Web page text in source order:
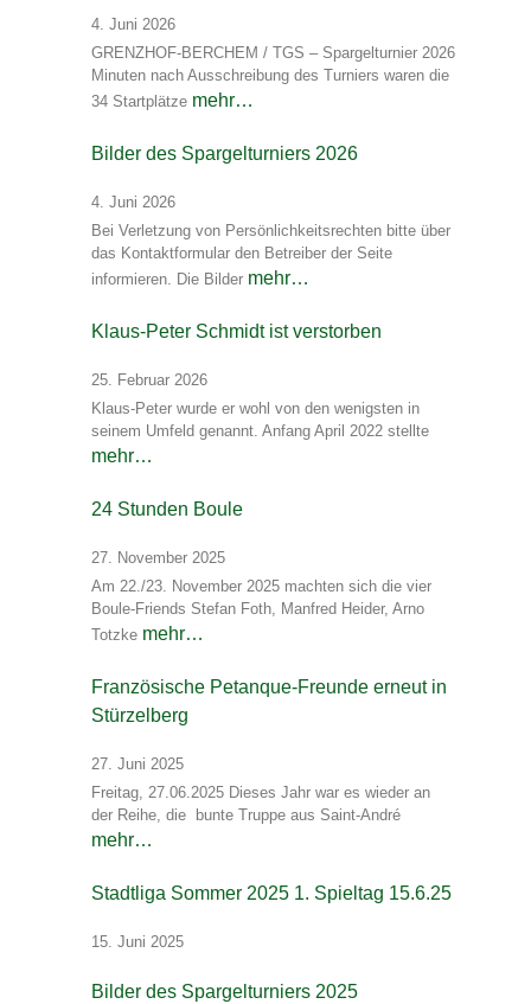
4. Juni 2026
GRENZHOF-BERCHEM / TGS – Spargelturnier 2026
Minuten nach Ausschreibung des Turniers waren die
34 Startplätze mehr…
Bilder des Spargelturniers 2026
4. Juni 2026
Bei Verletzung von Persönlichkeitsrechten bitte über
das Kontaktformular den Betreiber der Seite
informieren. Die Bilder mehr…
Klaus-Peter Schmidt ist verstorben
25. Februar 2026
Klaus-Peter wurde er wohl von den wenigsten in
seinem Umfeld genannt. Anfang April 2022 stellte
mehr…
24 Stunden Boule
27. November 2025
Am 22./23. November 2025 machten sich die vier
Boule-Friends Stefan Foth, Manfred Heider, Arno
Totzke mehr…
Französische Petanque-Freunde erneut in
Stürzelberg
27. Juni 2025
Freitag, 27.06.2025 Dieses Jahr war es wieder an
der Reihe, die bunte Truppe aus Saint-André
mehr…
Stadtliga Sommer 2025 1. Spieltag 15.6.25
15. Juni 2025
Bilder des Spargelturniers 2025